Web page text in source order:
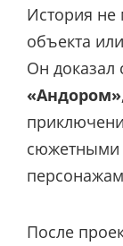
История не
объекта
Он доказал
«Андором»
сюжетными
После